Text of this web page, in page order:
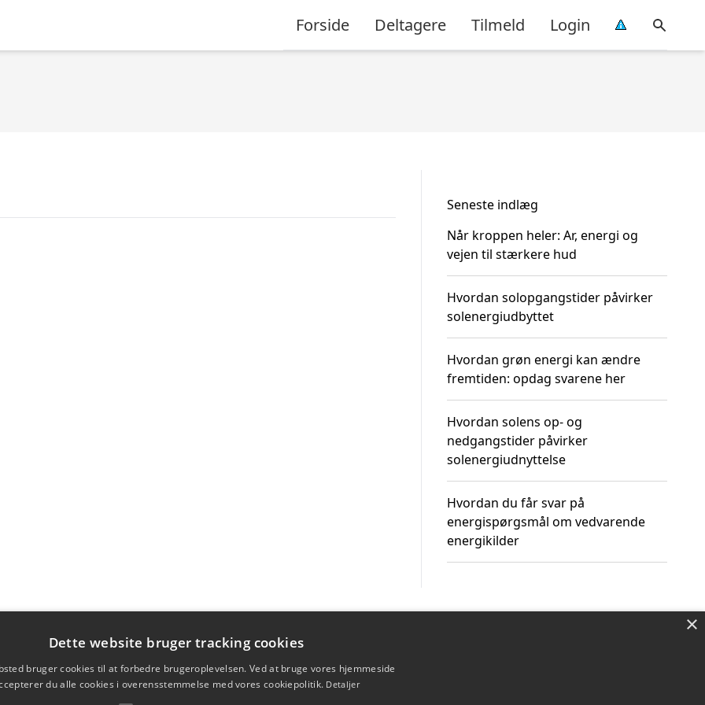
Forside Deltagere Tilmeld Login
Seneste indlæg
Når kroppen heler: Ar, energi og
vejen til stærkere hud
Hvordan solopgangstider påvirker
solenergiudbyttet
Hvordan grøn energi kan ændre
fremtiden: opdag svarene her
Hvordan solens op- og
nedgangstider påvirker
solenergiudnyttelse
Hvordan du får svar på
energispørgsmål om vedvarende
energikilder
×
Dette website bruger tracking cookies
bruger cookies til at forbedre brugeroplevelsen. Ved at bruge vores hjemmeside
du alle cookies i overensstemmelse med vores cookiepolitik. Detaljer